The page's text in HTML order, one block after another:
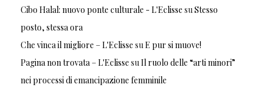
Cibo Halal: nuovo ponte culturale - L'Eclisse su Stesso
posto, stessa ora
Che vinca il migliore – L'Eclisse su E pur si muove!
Pagina non trovata – L'Eclisse su Il ruolo delle “arti minori”
nei processi di emancipazione femminile